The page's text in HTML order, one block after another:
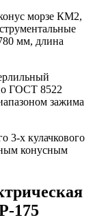
морзе КМ2,
мм, длина
ГОСТ 8522
зажима
3-х кулачкового
конусным
175